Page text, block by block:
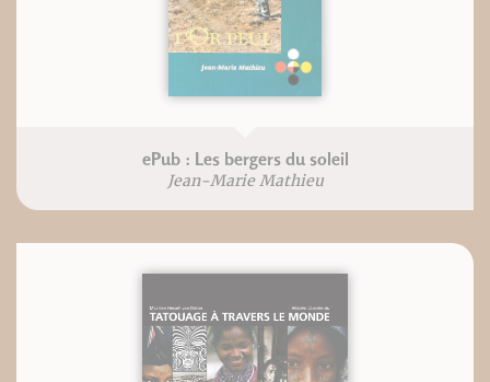
ePub : Les bergers du soleil
Jean-Marie Mathieu